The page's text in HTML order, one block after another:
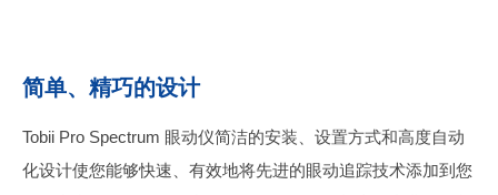
简单、精巧的设计
Tobii Pro Spectrum 眼动仪简洁的安装、设置方式和高度自动
化设计使您能够快速、有效地将先进的眼动追踪技术添加到您